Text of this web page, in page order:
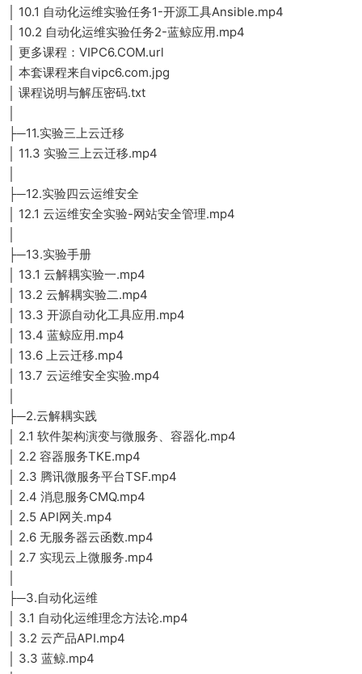
│ 10.1 自动化运维实验任务1-开源工具Ansible.mp4
│ 10.2 自动化运维实验任务2-蓝鲸应用.mp4
│ 更多课程：VIPC6.COM.url
│ 本套课程来自vipc6.com.jpg
│ 课程说明与解压密码.txt
├─11.实验三上云迁移
│ 11.3 实验三上云迁移.mp4
├─12.实验四云运维安全
│ 12.1 云运维安全实验-网站安全管理.mp4
├─13.实验手册
│ 13.1 云解耦实验一.mp4
│ 13.2 云解耦实验二.mp4
│ 13.3 开源自动化工具应用.mp4
│ 13.4 蓝鲸应用.mp4
│ 13.6 上云迁移.mp4
│ 13.7 云运维安全实验.mp4
├─2.云解耦实践
│ 2.1 软件架构演变与微服务、容器化.mp4
│ 2.2 容器服务TKE.mp4
│ 2.3 腾讯微服务平台TSF.mp4
│ 2.4 消息服务CMQ.mp4
│ 2.5 API网关.mp4
│ 2.6 无服务器云函数.mp4
│ 2.7 实现云上微服务.mp4
├─3.自动化运维
│ 3.1 自动化运维理念方法论.mp4
│ 3.2 云产品API.mp4
│ 3.3 蓝鲸.mp4